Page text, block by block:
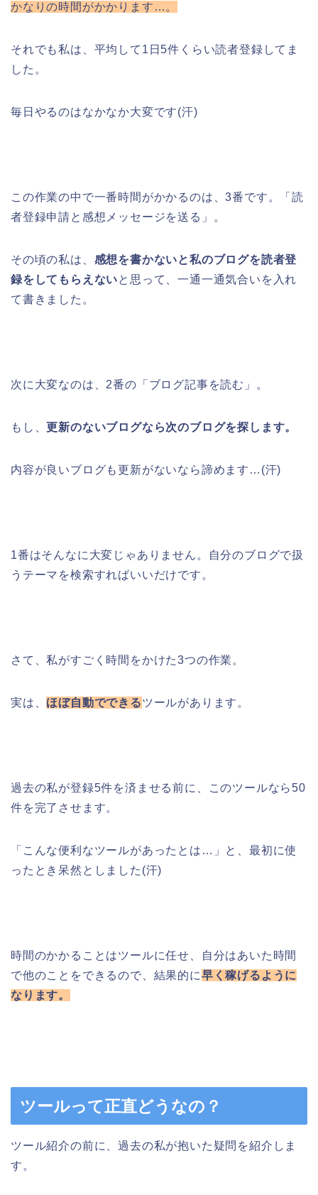
かなりの時間がかかります…。
それでも私は、平均して1日5件くらい読者登録してま
した。
毎日やるのはなかなか大変です(汗)
この作業の中で一番時間がかかるのは、3番です。「読
者登録申請と感想メッセージを送る」。
その頃の私は、 感想を書かないと私のブログを読者登
録をしてもらえないと思って、一通一通気合いを入れ
て書きました。
次に大変なのは、2番の「ブログ記事を読む」。
もし、更新のないブログなら次のブログを探します。
内容が良いブログも更新がないなら諦めます…(汗)
1番はそんなに大変じゃありません。自分のブログで扱
うテーマを検索すればいいだけです。
さて、私がすごく時間をかけた3つの作業。
実は、 ほぼ自動でできるツールがあります。
過去の私が登録5件を済ませる前に、このツールなら50
件を完了させます。
「こんな便利なツールがあったとは…」と、最初に使
ったとき呆然としました(汗)
時間のかかることはツールに任せ、自分はあいた時間
で他のことをできるので、結果的に早く稼げるように
なります。
ツールって正直どうなの？
ツール紹介の前に、過去の私が抱いた疑問を紹介しま
す。